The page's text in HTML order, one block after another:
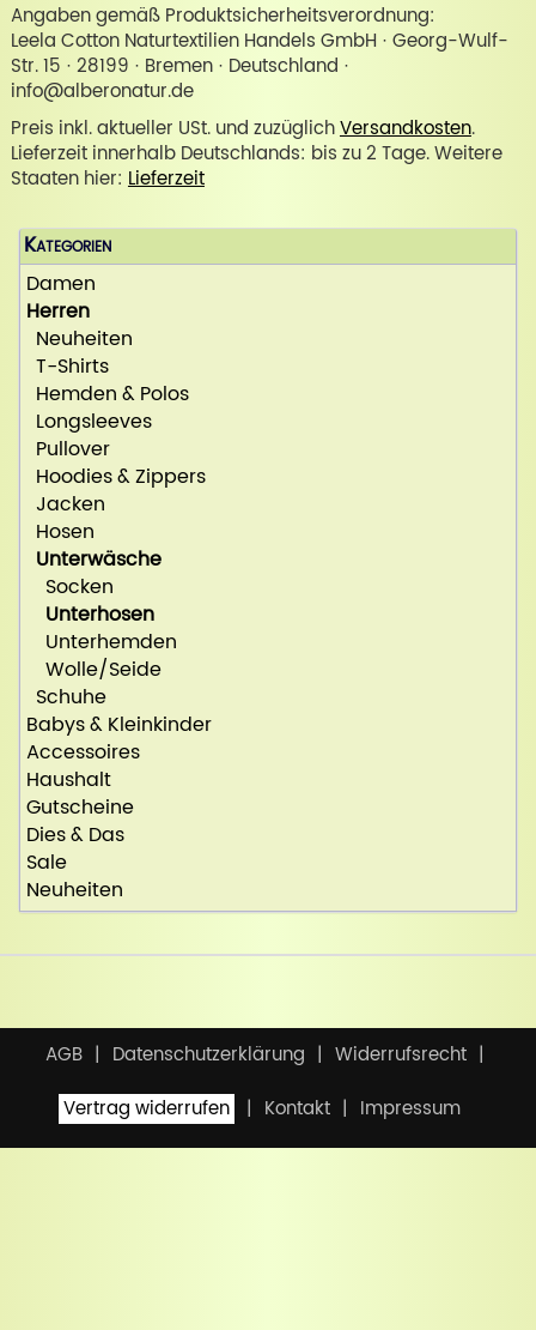
Angaben gemäß Produktsicherheitsverordnung:
Leela Cotton Naturtextilien Handels GmbH · Georg-Wulf-
Str. 15 · 28199 · Bremen · Deutschland ·
info@alberonatur.de
Preis inkl. aktueller USt. und zuzüglichVersandkosten.
Lieferzeit innerhalb Deutschlands: bis zu 2 Tage. Weitere
Staaten hier: Lieferzeit
Kategorien
Damen
Herren
Neuheiten
T-Shirts
Hemden & Polos
Longsleeves
Pullover
Hoodies & Zippers
Jacken
Hosen
Unterwäsche
Socken
Unterhosen
Unterhemden
Wolle/Seide
Schuhe
Babys & Kleinkinder
Accessoires
Haushalt
Gutscheine
Dies & Das
Sale
Neuheiten
AGB Datenschutzerklärung
Widerrufsrecht
Vertrag widerrufen
Kontakt Impressum